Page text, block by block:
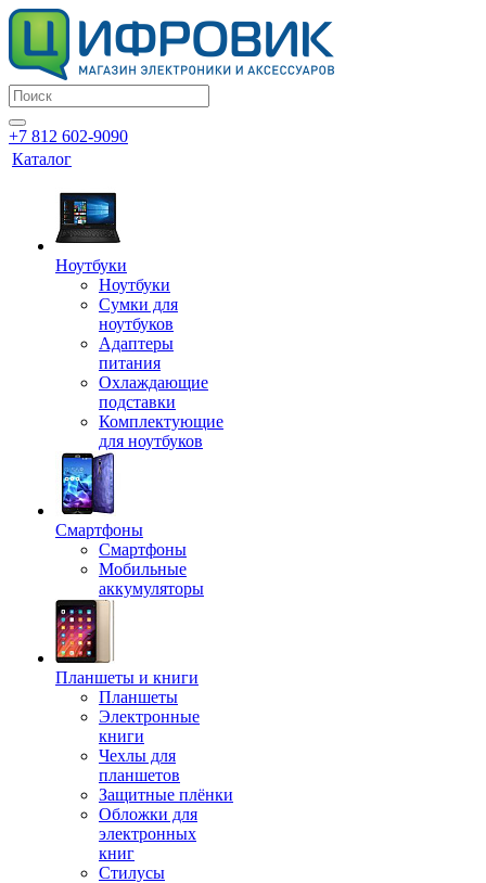
+7 812 602-9090
Каталог
Ноутбуки
Ноутбуки
Сумки для
ноутбуков
Адаптеры
питания
Охлаждающие
подставки
Комплектующие
для ноутбуков
Смартфоны
Смартфоны
Мобильные
аккумуляторы
Планшеты и книги
Планшеты
Электронные
книги
Чехлы для
планшетов
Защитные плёнки
Обложки для
электронных
книг
Стилусы